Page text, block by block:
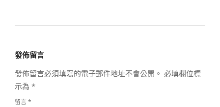
27
發佈留言
發佈留言必須填寫的電子郵件地址不會公開。 必填欄位標
示為 *
留言*